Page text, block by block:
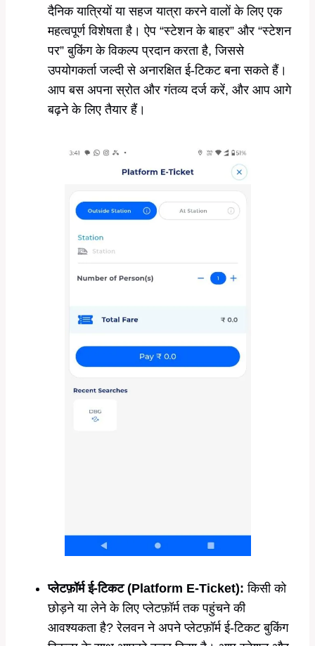
दैनिक यात्रियों या सहज यात्रा करने वालों के लिए एक
महत्वपूर्ण विशेषता है। ऐप “स्टेशन के बाहर” और “स्टेशन
पर” बुकिंग के विकल्प प्रदान करता है, जिससे
उपयोगकर्ता जल्दी से अनारक्षित ई-टिकट बना सकते हैं।
आप बस अपना स्रोत और गंतव्य दर्ज करें, और आप आगे
बढ़ने के लिए तैयार हैं।
प्लेटफ़ॉर्म ई-टिकट (Platform E-Ticket): किसी को
छोड़ने या लेने के लिए प्लेटफ़ॉर्म तक पहुंचने की
आवश्यकता है? रेलवन ने अपने प्लेटफ़ॉर्म ई-टिकट बुकिंग